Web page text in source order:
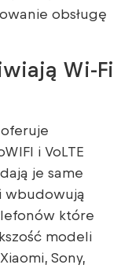
obsługę
Wi-Fi
i VoLTE
je same
wbudowują
które
modeli
Sony,